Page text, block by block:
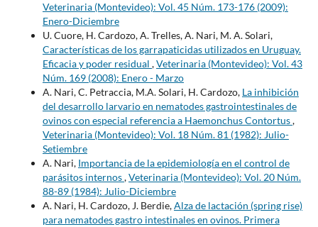
Veterinaria (Montevideo): Vol. 45 Núm. 173-176 (2009):
Enero-Diciembre
U. Cuore, H. Cardozo, A. Trelles, A. Nari, M. A. Solari,
Características de los garrapaticidas utilizados en Uruguay.
Eficacia y poder residual ,Veterinaria (Montevideo): Vol. 43
Núm. 169 (2008): Enero - Marzo
A. Nari, C. Petraccia, M.A. Solari, H. Cardozo, La inhibición
del desarrollo larvario en nematodes gastrointestinales de
ovinos con especial referencia a Haemonchus Contortus,
Veterinaria (Montevideo): Vol. 18 Núm. 81 (1982): Julio-
Setiembre
A. Nari, Importancia de la epidemiología en el control de
parásitos internos,Veterinaria (Montevideo): Vol. 20 Núm.
88-89 (1984): Julio-Diciembre
A. Nari, H. Cardozo, J. Berdie,Alza de lactación (spring rise)
para nematodes gastro intestinales en ovinos. Primera